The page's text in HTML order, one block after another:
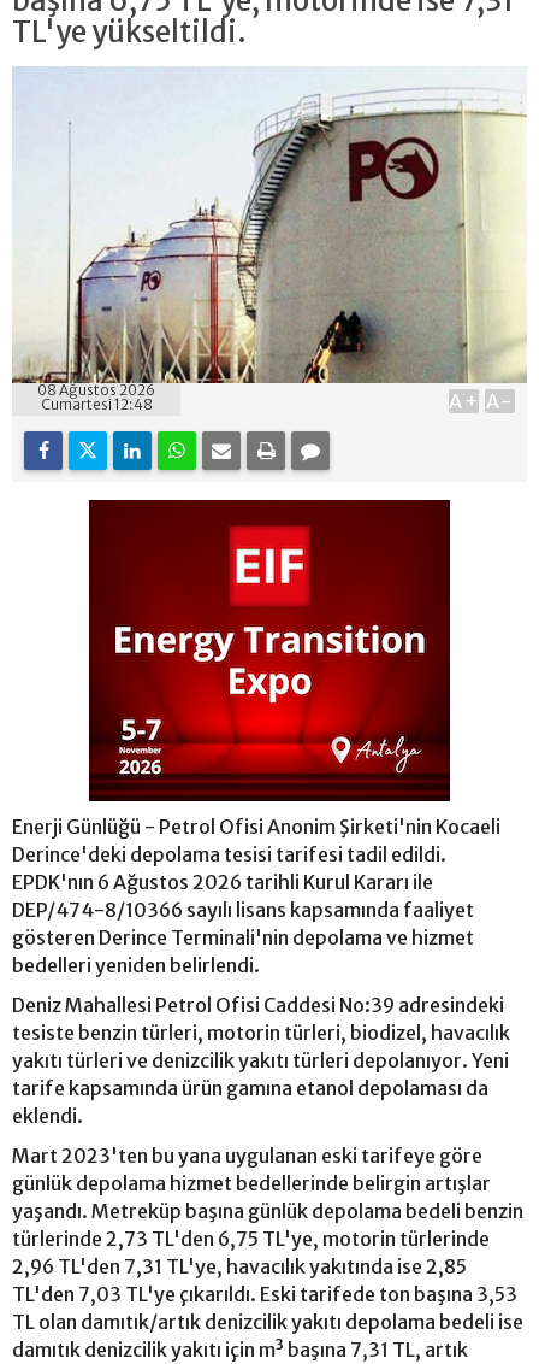
TL'ye yükseltildi.
08 Ağustos 2026
Cumartesi 12:48
A+ A-
Enerji Günlüğü - Petrol Ofisi Anonim Şirketi'nin Kocaeli
Derince'deki depolama tesisi tarifesi tadil edildi.
EPDK'nın 6 Ağustos 2026 tarihli Kurul Kararı ile
DEP/474-8/10366 sayılı lisans kapsamında faaliyet
gösteren Derince Terminali'nin depolama ve hizmet
bedelleri yeniden belirlendi.
Deniz Mahallesi Petrol Ofisi Caddesi No:39 adresindeki
tesiste benzin türleri, motorin türleri, biodizel, havacılık
yakıtı türleri ve denizcilik yakıtı türleri depolanıyor. Yeni
tarife kapsamında ürün gamına etanol depolaması da
eklendi.
Mart 2023'ten bu yana uygulanan eski tarifeye göre
günlük depolama hizmet bedellerinde belirgin artışlar
yaşandı. Metreküp başına günlük depolama bedeli benzin
türlerinde 2,73 TL'den 6,75 TL'ye, motorin türlerinde
2,96 TL'den 7,31 TL'ye, havacılık yakıtında ise 2,85
TL'den 7,03 TL'ye çıkarıldı. Eski tarifede ton başına 3,53
TL olan damıtık/artık denizcilik yakıtı depolama bedeli ise
damıtık denizcilik yakıtı için m³ başına 7,31 TL, artık